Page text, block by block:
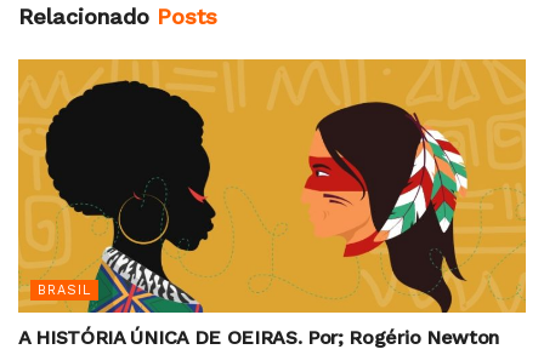
Relacionado Posts
BRASIL
A HISTÓRIA ÚNICA DE OEIRAS. Por; Rogério Newton